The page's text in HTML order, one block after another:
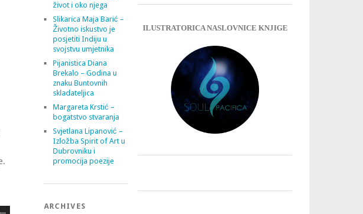
život i oko njega
Slikarica Maja Barić –
Životno iskustvo je
posjetiti Indiju u
svojstvu umjetnika
Pijanistica Diana
Brekalo – Godina u
znaku Buntovnih
skladateljica
Margareta Krstić –
bogatstvo stvaranja
Svjetlana Lipanović –
Izložba Spirit of Art u
Dubrovniku i
promocija poezije
ARCHIVES
ILUSTRATORICA NASLOVNICE KNJIGE